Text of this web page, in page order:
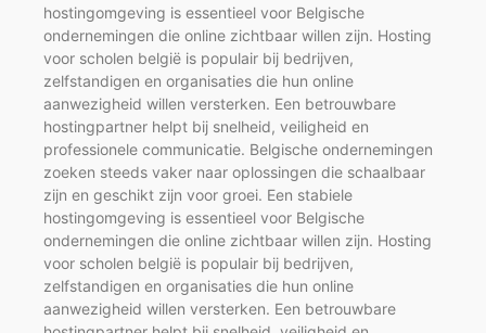
hostingomgeving is essentieel voor Belgische
ondernemingen die online zichtbaar willen zijn. Hosting
voor scholen belgië is populair bij bedrijven,
zelfstandigen en organisaties die hun online
aanwezigheid willen versterken. Een betrouwbare
hostingpartner helpt bij snelheid, veiligheid en
professionele communicatie. Belgische ondernemingen
zoeken steeds vaker naar oplossingen die schaalbaar
zijn en geschikt zijn voor groei. Een stabiele
hostingomgeving is essentieel voor Belgische
ondernemingen die online zichtbaar willen zijn. Hosting
voor scholen belgië is populair bij bedrijven,
zelfstandigen en organisaties die hun online
aanwezigheid willen versterken. Een betrouwbare